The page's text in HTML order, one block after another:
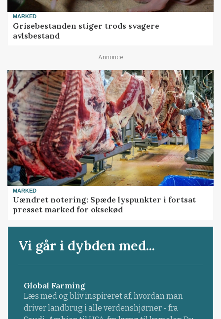
MARKED
Grisebestanden stiger trods svagere
avlsbestand
Annonce
MARKED
Uændret notering: Spæde lyspunkter i fortsat
presset marked for oksekød
Vi går i dybden med...
Global Farming
Læs med og bliv inspireret af, hvordan man
driver landbrug i alle verdenshjørner - fra